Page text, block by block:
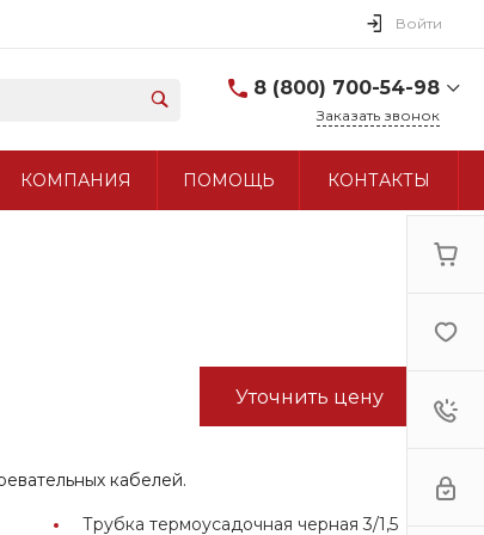
Войти
8 (800) 700-54-98
+7 (495) 960-97-90
Заказать звонок
КОМПАНИЯ ПОМОЩЬ КОНТАКТЫ
Уточнить цену
кабелей.
Трубка термоусадочная черная 3/1,5